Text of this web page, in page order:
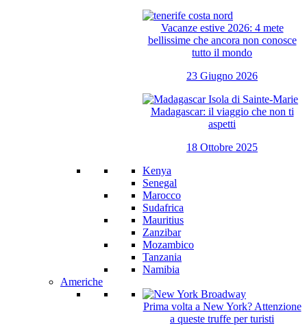
Vacanze estive 2026: 4 mete
bellissime che ancora non conosce
tutto il mondo
23 Giugno 2026
Madagascar: il viaggio che non ti
aspetti
18 Ottobre 2025
Kenya
Senegal
Marocco
Sudafrica
Mauritius
Zanzibar
Mozambico
Tanzania
Namibia
Americhe
Prima volta a New York? Attenzione
a queste truffe per turisti